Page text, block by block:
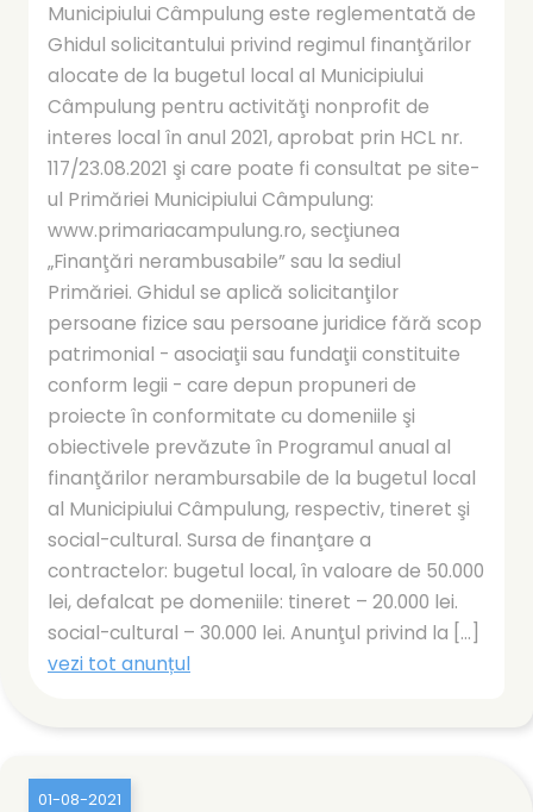
Municipiului Câmpulung este reglementată de
Ghidul solicitantului privind regimul finanţărilor
alocate de la bugetul local al Municipiului
Câmpulung pentru activităţi nonprofit de
interes local în anul 2021, aprobat prin HCL nr.
117/23.08.2021 şi care poate fi consultat pe site-
ul Primăriei Municipiului Câmpulung:
www.primariacampulung.ro, secţiunea
„Finanţări nerambusabile” sau la sediul
Primăriei. Ghidul se aplică solicitanţilor
persoane fizice sau persoane juridice fără scop
patrimonial - asociaţii sau fundaţii constituite
conform legii - care depun propuneri de
proiecte în conformitate cu domeniile şi
obiectivele prevăzute în Programul anual al
finanţărilor nerambursabile de la bugetul local
al Municipiului Câmpulung, respectiv, tineret şi
social-cultural. Sursa de finanţare a
contractelor: bugetul local, în valoare de 50.000
lei, defalcat pe domeniile: tineret – 20.000 lei.
social-cultural – 30.000 lei. Anunţul privind la [...]
vezi tot anunțul
01-08-2021